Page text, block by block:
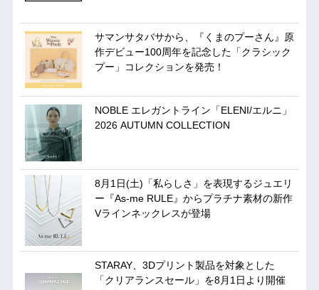
サマンサタバサから、『くまのプーさん』原
作デビュー100周年を記念した「クラシック
プー」コレクションを発売！
NOBLE エレガントライン「ELENI/エルニ」
2026 AUTUMN COLLECTION
8月1日(土)「私らしさ」を表現するジュエリ
ー『As-me RULE』からプラチナ素材の新作
Vラインネックレスが登場
STARAY、3Dプリント製品を対象とした
「クリアランスセール」を8月1日より開催